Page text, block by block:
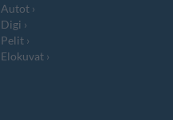
Autot
Digi
Pelit
Elokuvat